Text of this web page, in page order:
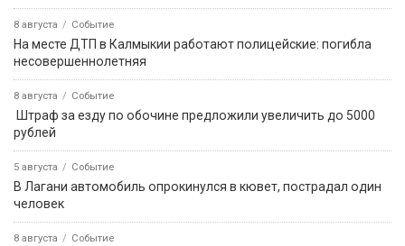
8 августа Событие
На месте ДТП в Калмыкии работают полицейские: погибла
несовершеннолетняя
8 августа Событие
️ Штраф за езду по обочине предложили увеличить до 5000
рублей
5 августа Событие
В Лагани автомобиль опрокинулся в кювет, пострадал один
человек
8 августа Событие